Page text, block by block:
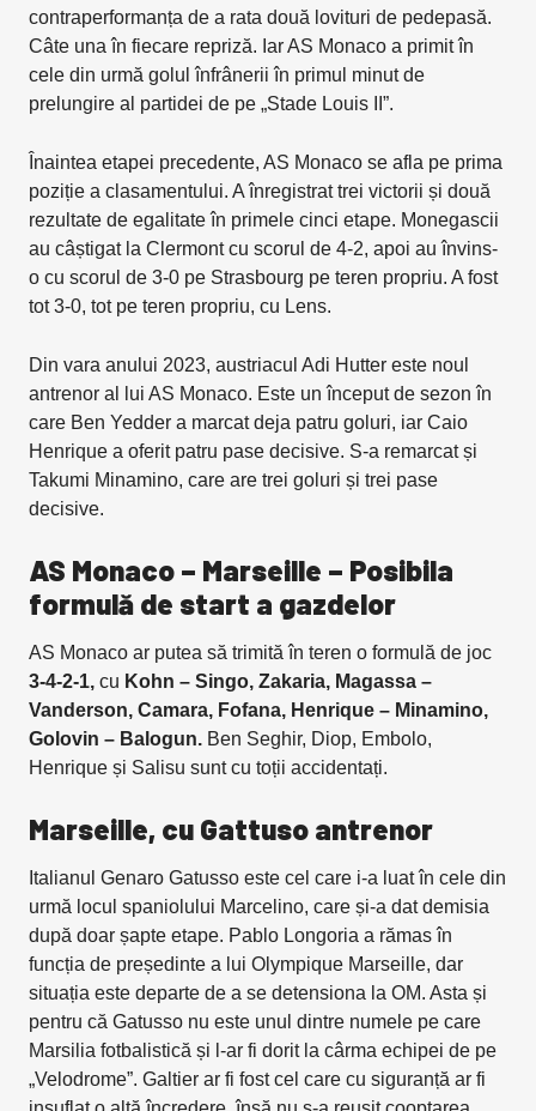
contraperformanța de a rata două lovituri de pedepasă.
Câte una în fiecare repriză. Iar AS Monaco a primit în
cele din urmă golul înfrânerii în primul minut de
prelungire al partidei de pe „Stade Louis II”.
Înaintea etapei precedente, AS Monaco se afla pe prima
poziție a clasamentului. A înregistrat trei victorii și două
rezultate de egalitate în primele cinci etape. Monegascii
au câștigat la Clermont cu scorul de 4-2, apoi au învins-
o cu scorul de 3-0 pe Strasbourg pe teren propriu. A fost
tot 3-0, tot pe teren propriu, cu Lens.
Din vara anului 2023, austriacul Adi Hutter este noul
antrenor al lui AS Monaco. Este un început de sezon în
care Ben Yedder a marcat deja patru goluri, iar Caio
Henrique a oferit patru pase decisive. S-a remarcat și
Takumi Minamino, care are trei goluri și trei pase
decisive.
AS Monaco – Marseille – Posibila
formulă de start a gazdelor
AS Monaco ar putea să trimită în teren o formulă de joc
3-4-2-1, cu Kohn – Singo, Zakaria, Magassa –
Vanderson, Camara, Fofana, Henrique – Minamino,
Golovin – Balogun. Ben Seghir, Diop, Embolo,
Henrique și Salisu sunt cu toții accidentați.
Marseille, cu Gattuso antrenor
Italianul Genaro Gatusso este cel care i-a luat în cele din
urmă locul spaniolului Marcelino, care și-a dat demisia
după doar șapte etape. Pablo Longoria a rămas în
funcția de președinte a lui Olympique Marseille, dar
situația este departe de a se detensiona la OM. Asta și
pentru că Gatusso nu este unul dintre numele pe care
Marsilia fotbalistică și l-ar fi dorit la cârma echipei de pe
„Velodrome”. Galtier ar fi fost cel care cu siguranță ar fi